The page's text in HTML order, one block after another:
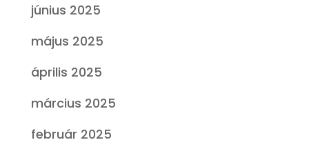
június 2025
május 2025
április 2025
március 2025
február 2025